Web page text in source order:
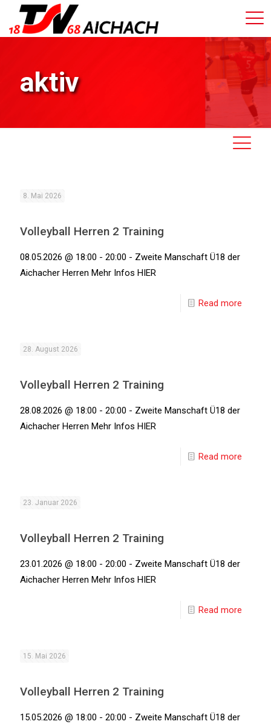
aktiv
8. Mai 2026
Volleyball Herren 2 Training
08.05.2026 @ 18:00 - 20:00 - Zweite Manschaft Ü18 der
Aichacher Herren Mehr Infos HIER
Read more
28. August 2026
Volleyball Herren 2 Training
28.08.2026 @ 18:00 - 20:00 - Zweite Manschaft Ü18 der
Aichacher Herren Mehr Infos HIER
Read more
23. Januar 2026
Volleyball Herren 2 Training
23.01.2026 @ 18:00 - 20:00 - Zweite Manschaft Ü18 der
Aichacher Herren Mehr Infos HIER
Read more
15. Mai 2026
Volleyball Herren 2 Training
15.05.2026 @ 18:00 - 20:00 - Zweite Manschaft Ü18 der